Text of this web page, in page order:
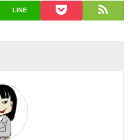
LINE